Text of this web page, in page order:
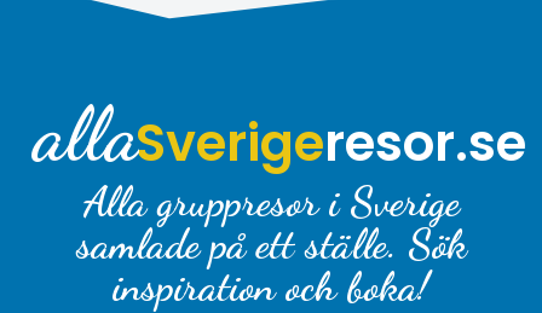
allaSverigeresor.se
Alla gruppresor i Sverige
samlade på ett ställe. Sök
inspiration och boka!